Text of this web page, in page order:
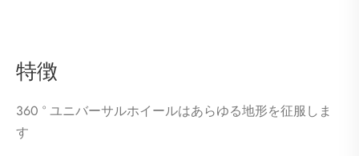
特徴
360 ° ユニバーサルホイールはあらゆる地形を征服しま
す